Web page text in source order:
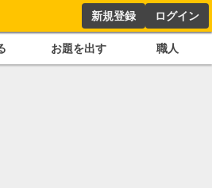
新規登録 ログイン
お題を出す 職人